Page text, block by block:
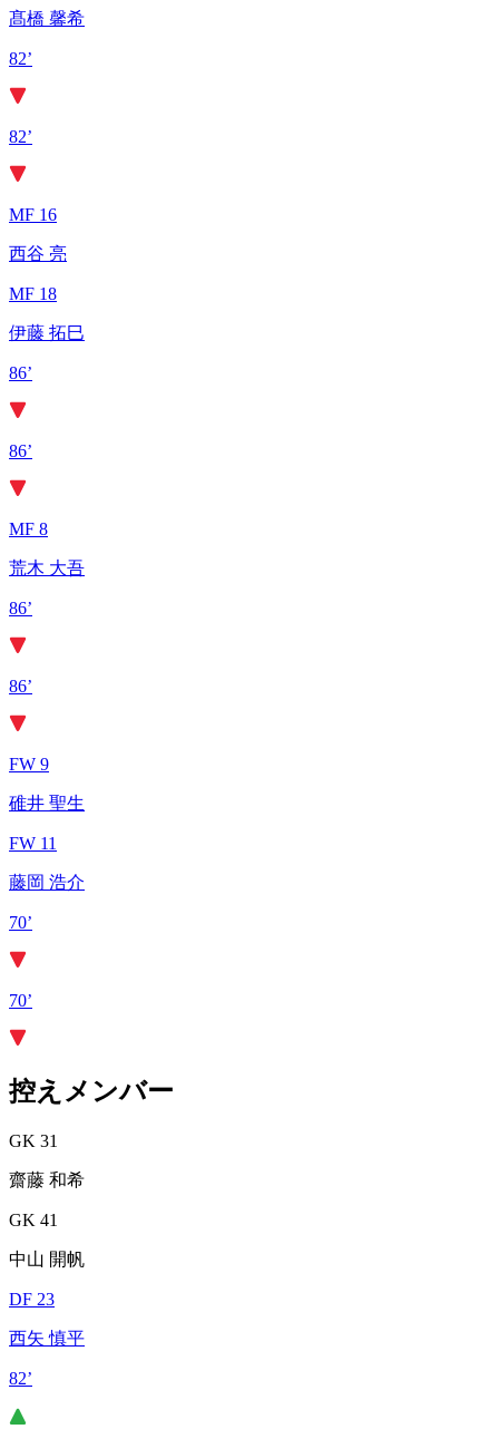
髙橋 馨希
82’
82’
MF 16
西谷 亮
MF 18
伊藤 拓巳
86’
86’
MF 8
荒木 大吾
86’
86’
FW 9
碓井 聖生
FW 11
藤岡 浩介
70’
70’
控えメンバー
GK 31
齋藤 和希
GK 41
中山 開帆
DF 23
西矢 慎平
82’